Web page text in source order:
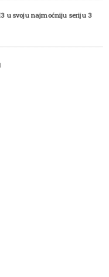
u svoju najmoćniju seriju 3